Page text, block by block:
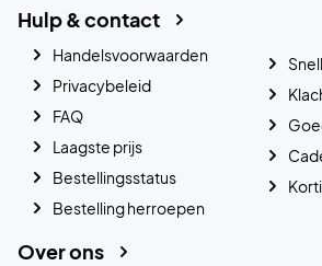
Hulp & contact
Handelsvoorwaarden
Privacybeleid
FAQ
Laagste prijs
Bestellingsstatus
Bestelling herroepen
Over ons